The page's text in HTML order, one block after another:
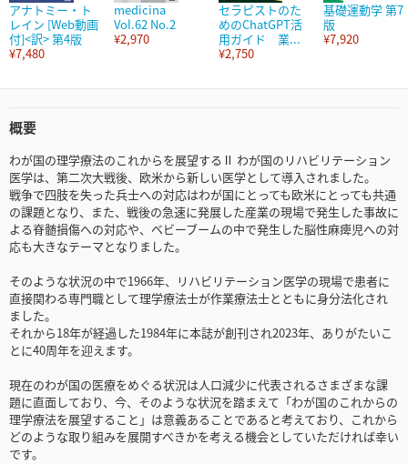
アナトミー・ト
レイン [Web動画
付]<訳> 第4版
¥7,480
medicina
Vol.62 No.2
¥2,970
セラピストのた
めのChatGPT活
用ガイド 業...
¥2,750
基礎運動学 第7
版
¥7,920
概要
わが国の理学療法のこれからを展望するⅡ わが国のリハビリテーション
医学は、第二次大戦後、欧米から新しい医学として導入されました。
戦争で四肢を失った兵士への対応はわが国にとっても欧米にとっても共通
の課題となり、また、戦後の急速に発展した産業の現場で発生した事故に
よる脊髄損傷への対応や、ベビーブームの中で発生した脳性麻痺児への対
応も大きなテーマとなりました。
そのような状況の中で1966年、リハビリテーション医学の現場で患者に
直接関わる専門職として理学療法士が作業療法士とともに身分法化され
ました。
それから18年が経過した1984年に本誌が創刊され2023年、ありがたいこ
とに40周年を迎えます。
現在のわが国の医療をめぐる状況は人口減少に代表されるさまざまな課
題に直面しており、今、そのような状況を踏まえて「わが国のこれからの
理学療法を展望すること」は意義あることであると考えており、これから
どのような取り組みを展開すべきかを考える機会としていただければ幸い
です。